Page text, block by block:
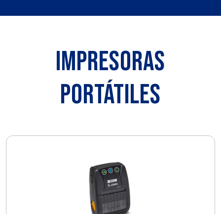
IMPRESORAS
PORTÁTILES